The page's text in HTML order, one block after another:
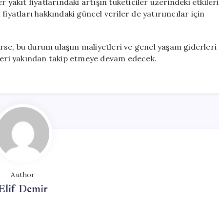
yakıt fiyatlarındaki artışın tüketiciler üzerindeki etkileri
hakkındaki güncel veriler de yatırımcılar için
bu durum ulaşım maliyetleri ve genel yaşam giderleri
yakından takip etmeye devam edecek.
Author
Demir